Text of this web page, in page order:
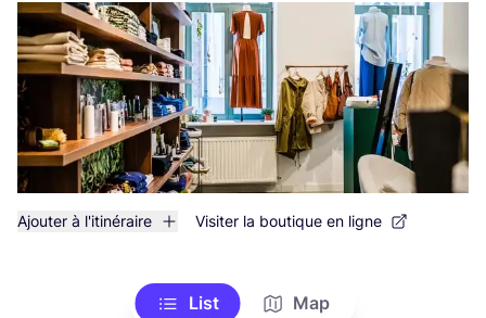
Ajouter à l'itinéraire Visiter la boutique en ligne
List Map